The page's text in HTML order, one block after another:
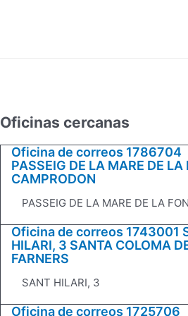
Oficinas cercanas
Oficina de correos 1786704
PASSEIG DE LA MARE DE LA
CAMPRODON
PASSEIG DE LA MARE DE LA
Oficina de correos 1743001
HILARI, 3 SANTA COLOMA
FARNERS
SANT HILARI, 3
Oficina de correos 1725706